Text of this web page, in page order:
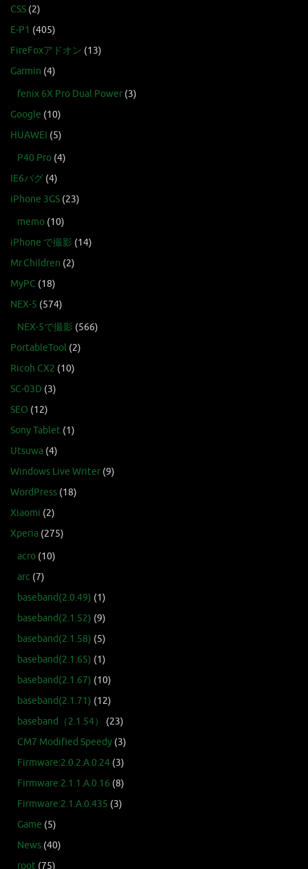
CSS (2)
E-P1 (405)
FireFoxアドオン (13)
Garmin (4)
fenix 6X Pro Dual Power (3)
Google (10)
HUAWEI (5)
P40 Pro (4)
IE6バグ (4)
iPhone 3GS (23)
memo (10)
iPhone で撮影 (14)
Mr.Children (2)
MyPC (18)
NEX-5 (574)
NEX-5で撮影 (566)
PortableTool (2)
Ricoh CX2 (10)
SC-03D (3)
SEO (12)
Sony Tablet (1)
Utsuwa (4)
Windows Live Writer (9)
WordPress (18)
Xiaomi (2)
Xperia (275)
acro (10)
arc (7)
baseband(2.0.49) (1)
baseband(2.1.52) (9)
baseband(2.1.58) (5)
baseband(2.1.65) (1)
baseband(2.1.67) (10)
baseband(2.1.71) (12)
baseband（2.1.54）
(23)
CM7 Modified Speedy (3)
Firmware:2.0.2.A.0.24 (3)
Firmware:2.1.1.A.0.16 (8)
Firmware:2.1.A.0.435 (3)
Game (5)
News (40)
root (75)